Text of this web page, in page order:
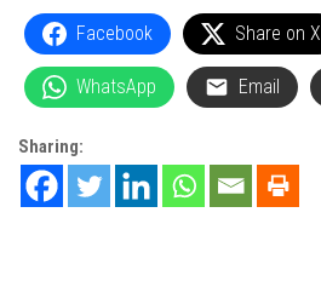
Facebook Share on X
WhatsApp Email
Sharing: